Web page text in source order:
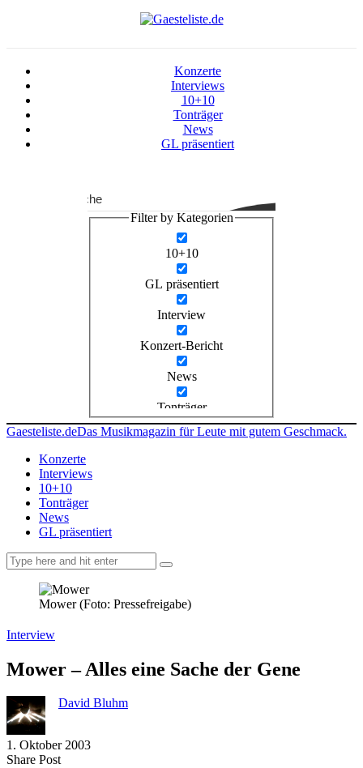
Konzerte
Interviews
10+10
Tonträger
News
GL präsentiert
Suche
Filter by Kategorien
10+10
GL präsentiert
Interview
Konzert-Bericht
News
Tonträger
Gaesteliste.deDas Musikmagazin für Leute mit gutem Geschmack.
Konzerte
Interviews
10+10
Tonträger
News
GL präsentiert
Mower (Foto: Pressefreigabe)
Interview
Mower – Alles eine Sache der Gene
David Bluhm
1. Oktober 2003
Share PostShare
Copy
Send